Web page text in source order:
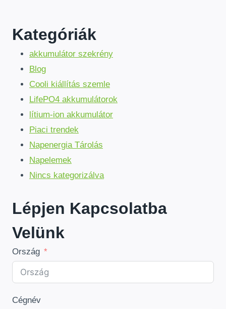
ÖN
PROJEKTJÉHEZ?
Kategóriák
akkumulátor szekrény
Blog
Cooli kiállítás szemle
LifePO4 akkumulátorok
lítium-ion akkumulátor
Piaci trendek
Napenergia Tárolás
Napelemek
Nincs kategorizálva
Lépjen Kapcsolatba
Velünk
Ország
Cégnév